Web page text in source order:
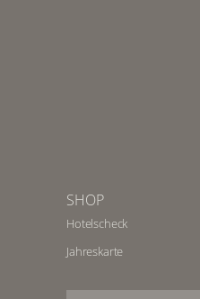
SHOP
Hotelscheck
Jahreskarte